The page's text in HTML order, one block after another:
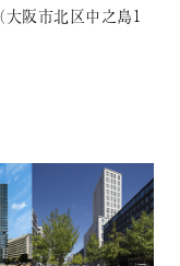
阪市北区中之島1